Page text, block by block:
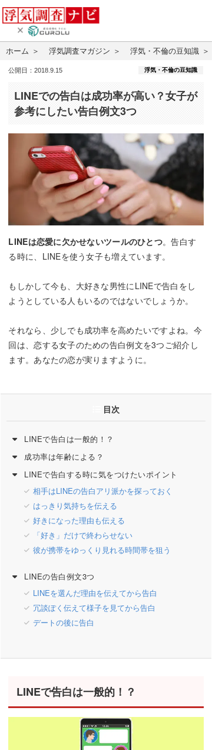
ホーム 浮気調査マガジン 浮気・不倫の豆知識
公開日：2018.9.15 浮気・不倫の豆知識
LINEでの告白は成功率が高い？女子が
参考にしたい告白例文3つ
LINEは恋愛に欠かせないツールのひとつ。告白す
る時に、LINEを使う女子も増えています。
もしかして今も、大好きな男性にLINEで告白をし
ようとしている人もいるのではないでしょうか。
それなら、少しでも成功率を高めたいですよね。今
回は、恋する女子のための告白例文を3つご紹介し
ます。あなたの恋が実りますように。
目次
LINEで告白は一般的！？
成功率は年齢による？
LINEで告白する時に気をつけたいポイント
相手はLINEの告白アリ派かを探っておく
はっきり気持ちを伝える
好きになった理由も伝える
「好き」だけで終わらせない
彼が携帯をゆっくり見れる時間帯を狙う
LINEの告白例文3つ
LINEを選んだ理由を伝えてから告白
冗談ぽく伝えて様子を見てから告白
デートの後に告白
LINEで告白は一般的！？